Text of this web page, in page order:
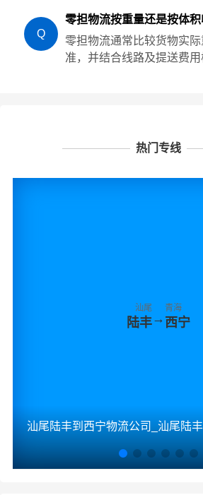
Q
零担物流按重量还是按体积
零担物流通常比较货物实
准，并结合线路及提送费用
热门专线
汕尾
陆丰→
青海
西宁
汕尾陆丰到西宁物流公司_汕尾陆